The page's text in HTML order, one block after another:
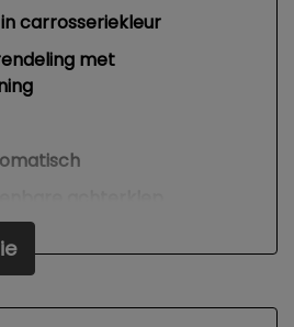
carrosseriekleur
met
achter